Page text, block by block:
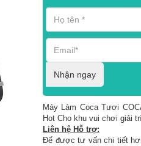
Nhận ngay
Máy Làm Coca Tươi
Hot Cho khu vui chơi giải
Liên hệ Hỗ trợ:
Để được tư vấn chi tiết